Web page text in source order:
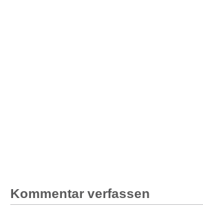
Kommentar verfassen